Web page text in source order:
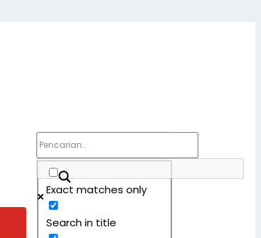
Exact matches only
Search in title